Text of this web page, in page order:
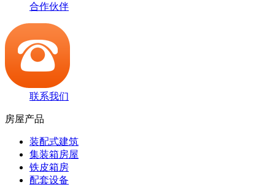
合作伙伴
联系我们
房屋产品
装配式建筑
集装箱房屋
铁皮箱房
配套设备